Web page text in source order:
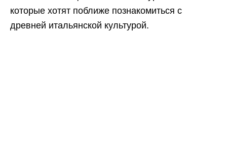
которые хотят поближе познакомиться с
древней итальянской культурой.